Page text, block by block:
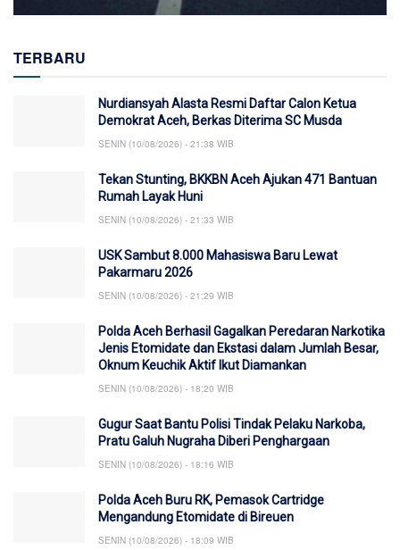
TERBARU
Nurdiansyah Alasta Resmi Daftar Calon Ketua
Demokrat Aceh, Berkas Diterima SC Musda
SENIN (10/08/2026) - 21:38 WIB
Tekan Stunting, BKKBN Aceh Ajukan 471 Bantuan
Rumah Layak Huni
SENIN (10/08/2026) - 21:33 WIB
USK Sambut 8.000 Mahasiswa Baru Lewat
Pakarmaru 2026
SENIN (10/08/2026) - 21:29 WIB
Polda Aceh Berhasil Gagalkan Peredaran Narkotika
Jenis Etomidate dan Ekstasi dalam Jumlah Besar,
Oknum Keuchik Aktif Ikut Diamankan
SENIN (10/08/2026) - 18:20 WIB
Gugur Saat Bantu Polisi Tindak Pelaku Narkoba,
Pratu Galuh Nugraha Diberi Penghargaan
SENIN (10/08/2026) - 18:16 WIB
Polda Aceh Buru RK, Pemasok Cartridge
Mengandung Etomidate di Bireuen
SENIN (10/08/2026) - 18:09 WIB